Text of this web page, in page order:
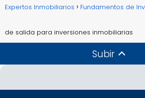
Expertos Inmobiliarios Fundamentos de
de salida para inversiones inmobiliarias
Subir